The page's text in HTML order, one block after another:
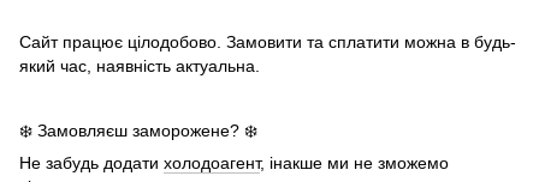
Сайт працює цілодобово. Замовити та сплатити можна в будь-
який час, наявність актуальна.
❄️ Замовляєш заморожене? ❄️
Не забудь додати холодоагент, інакше ми не зможемо